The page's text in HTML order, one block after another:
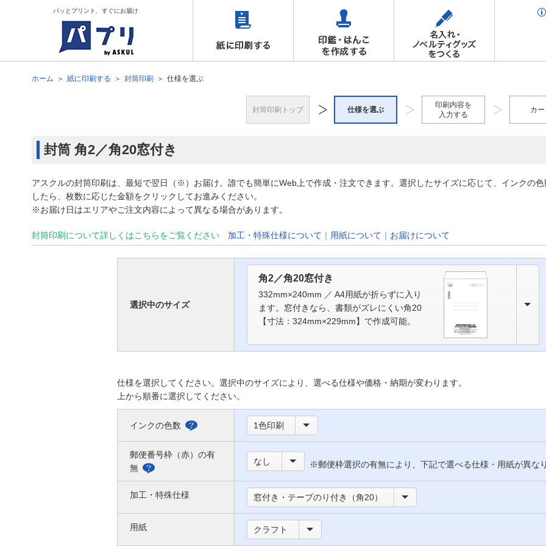
パッとプリント、すぐにお届け
ホーム 紙に印刷する 封筒印刷 仕様を選ぶ
封筒印刷トップ 仕様を選ぶ
印刷内容を
入力する
カ
封筒 角2／角20窓付き
アスクルの封筒印刷は、最短で翌日（※）お届け。誰でも簡単にWeb上で作成・注文できます。選択したサイズに応じて、インクの
したら、枚数に応じた金額をクリックしてお進みください。
※お届け日はエリアやご注文内容によって異なる場合があります。
封筒印刷について詳しくはこちらをご覧ください 加工・特殊仕様について ｜ 用紙について ｜ お届けについて
選択中のサイズ
角2／角20窓付き
332mm×240mm ／ A4用紙が折らずに入り
ます。窓付きなら、書類がズレにくい角20
【寸法：324mm×229mm】で作成可能。
仕様を選択してください。選択中のサイズにより、選べる仕様や価格・納期が変わります。
上から順番に選択してください。
インクの色数
べ
1色印刷
郵便番号枠（赤）の有
無
便
番
なし ※郵便枠選択の有無により、下記で選べる仕様・用紙が異な
加工・特殊仕様 窓付き・テープのり付き（角20）
用紙 クラフト